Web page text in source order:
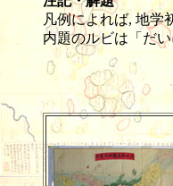
凡例によれば, 地学
内題のルビは「だ